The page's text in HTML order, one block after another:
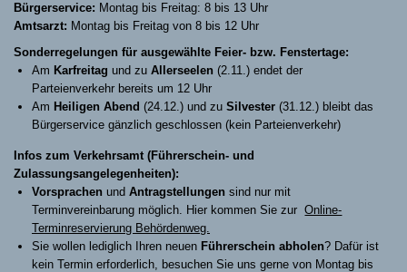
Bürgerservice: Montag bis Freitag: 8 bis 13 Uhr
Amtsarzt: Montag bis Freitag von 8 bis 12 Uhr
Sonderregelungen für ausgewählte Feier- bzw. Fenstertage:
Am Karfreitag und zuAllerseelen (2.11.) endet der
Parteienverkehr bereits um 12 Uhr
Am Heiligen Abend (24.12.) und zuSilvester (31.12.) bleibt das
Bürgerservice gänzlich geschlossen (kein Parteienverkehr)
Infos zum Verkehrsamt (Führerschein- und
Zulassungsangelegenheiten):
Vorsprachen undAntragstellungen sind nur mit
Terminvereinbarung möglich. Hier kommen Sie zur Online-
Terminreservierung Behördenweg.
Sie wollen lediglich Ihren neuen Führerschein abholen? Dafür ist
kein Termin erforderlich, besuchen Sie uns gerne von Montag bis